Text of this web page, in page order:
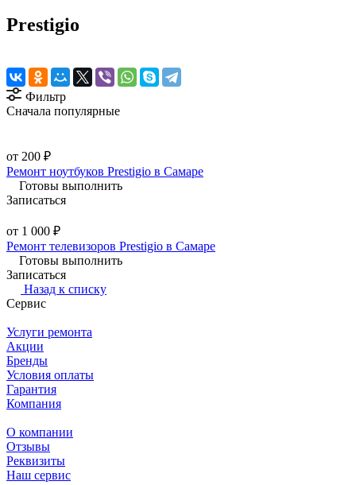
Prestigio
Фильтр
Сначала популярные
от 200 ₽
Ремонт ноутбуков Prestigio в Самаре
Готовы выполнить
Записаться
от 1 000 ₽
Ремонт телевизоров Prestigio в Самаре
Готовы выполнить
Записаться
Назад к списку
Сервис
Услуги ремонта
Акции
Бренды
Условия оплаты
Гарантия
Компания
О компании
Отзывы
Реквизиты
Наш сервис